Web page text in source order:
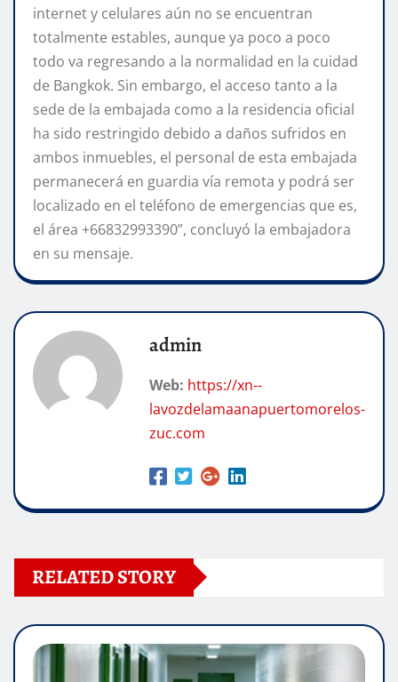
internet y celulares aún no se encuentran
totalmente estables, aunque ya poco a poco
todo va regresando a la normalidad en la cuidad
de Bangkok. Sin embargo, el acceso tanto a la
sede de la embajada como a la residencia oficial
ha sido restringido debido a daños sufridos en
ambos inmuebles, el personal de esta embajada
permanecerá en guardia vía remota y podrá ser
localizado en el teléfono de emergencias que es,
el área +66832993390”, concluyó la embajadora
en su mensaje.
admin
Web: https://xn--
lavozdelamaanapuertomorelos-
zuc.com
RELATED STORY